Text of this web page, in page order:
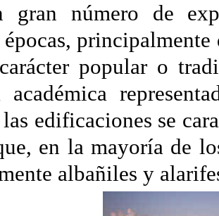
gran número de
popular o
académica
edificaciones se
en la mayoría de
albañiles y